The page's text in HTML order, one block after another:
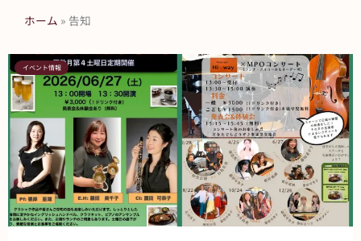
ホーム » 告知
イベント情報